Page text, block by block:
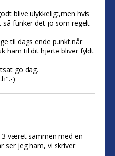
blive ulykkeligt,men hvis
så funker det jo som regelt
til dags ende punkt.når
ham til dit hjerte bliver fyldt
go dag.
)
været sammen med en
ser jeg ham, vi skriver